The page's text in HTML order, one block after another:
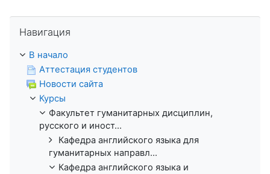
Навигация
В начало
Аттестация студентов
Новости сайта
Курсы
Факультет гуманитарных дисциплин,
русского и иност...
Кафедра английского языка для
гуманитарных направл...
Кафедра английского языка и